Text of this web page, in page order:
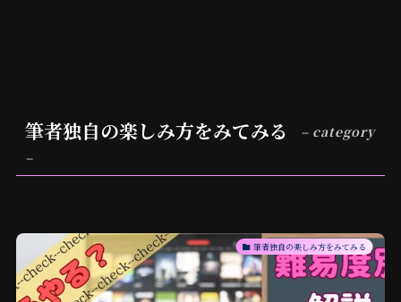
筆者独自の楽しみ方をみてみる
– category
–
筆者独自の楽しみ方をみてみる